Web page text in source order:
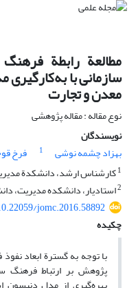
مطالعة رابطة
سازمانی با
معدن و تجارت
نوع مقاله : مقاله پژوهشی
نویسندگان
بهزاد چشمه نوشی
1 فرخ
1کارشناس‌ ارشد، دانشکدة
2استادیار، دانشکده مدیریت،
jomc.2016.58892
چکیده
با توجه به گسترة ابعاد
پژوهش بر ارتباط فرهنگ